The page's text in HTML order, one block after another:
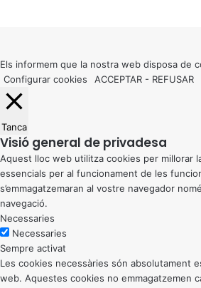
button
Els informem que la nostra web disposa de
Configurar cookies
ACCEPTAR - REFUSAR
Tanca
Visió general de privadesa
Aquest lloc web utilitza cookies per millorar
essencials per al funcionament de les
s’emmagatzemaran al vostre navegador
navegació.
Necessaries
Necessaries
Sempre activat
Les cookies necessàries són absolutament
web. Aquestes cookies no emmagatzemen